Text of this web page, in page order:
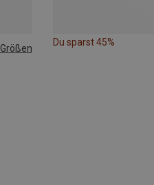
Größen
Du sparst 45%